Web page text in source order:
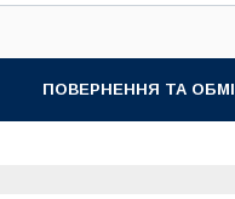
ПОВЕРНЕННЯ ТА